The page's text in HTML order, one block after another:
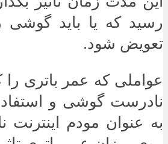
رسید که یا باید گوشی
تعویض شود.
عواملی که عمر باتری
نادرست گوشی و
به عنوان مودم اینترنت